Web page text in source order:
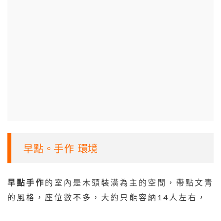
早點。手作 環境
早點手作 的室內是木頭裝潢為主的空間，帶點文青
的風格，座位數不多，大約只能容納14人左右，